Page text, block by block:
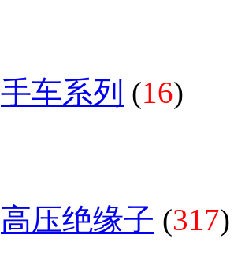
手车系列 (16)
高压绝缘子 (317)